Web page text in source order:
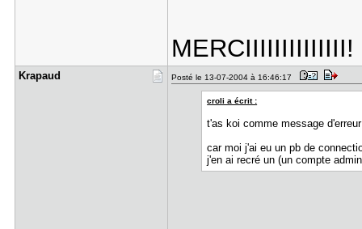
MERCIIIIIIIIIIIIII!
Krapaud Posté le 13-07-2004 à 16:46:17
croli a écrit :
t'as koi comme message
car moi j'ai eu un pb de
j'en ai recré un (un compte